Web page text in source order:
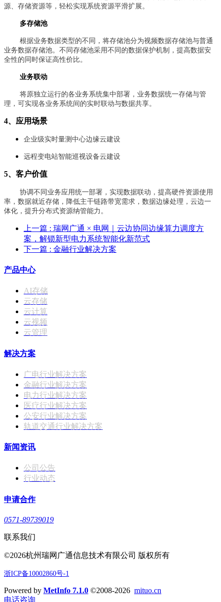
源、存储资源等，轻松实现系统资源平滑扩展。
多存储池
根据业务数据类型的不同，将存储池分为视频数据存储池与普通
业务数据存储池。不同存储池采用不同的数据保护机制，提高数据安
全性的同时保证高性价比。
业务联动
将原独立运行的各业务系统集中部署，业务数据统一存储与管
理，可实现各业务系统间的实时联动与数据共享。
4、应用场景
企业级实时量测中心边缘云建设
远程变电站智能巡视设备云建设
5、客户价值
协调不同业务应用统一部署，实现数据联动，提高硬件资源使用
率，数据就近存储，降低主干链路带宽需求，数据边缘处理，云边一
体化，提升分布式资源纳管能力。
上一篇 : 瑞网广通 × 电网｜云边协同边缘算力调度方
案，解锁新型电力系统智能化新范式
下一篇 : 金融行业解决方案
产品中心
AI存储
云存储
云计算
云视频
云管理
解决方案
广电行业解决方案
金融行业解决方案
电力行业解决方案
医疗行业解决方案
公安行业解决方案
轨道交通行业解决方案
新闻资讯
公司公告
行业动态
申请合作
0571-89739019
联系我们
©2026杭州瑞网广通信息技术有限公司 版权所有
浙ICP备10002860号-1
Powered by MetInfo 7.1.0 ©2008-2026 mituo.cn
电话咨询